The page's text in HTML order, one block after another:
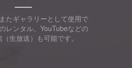
たギャラリーとして使用で
レンタル。YouTubeなどの
生放送）も可能です。